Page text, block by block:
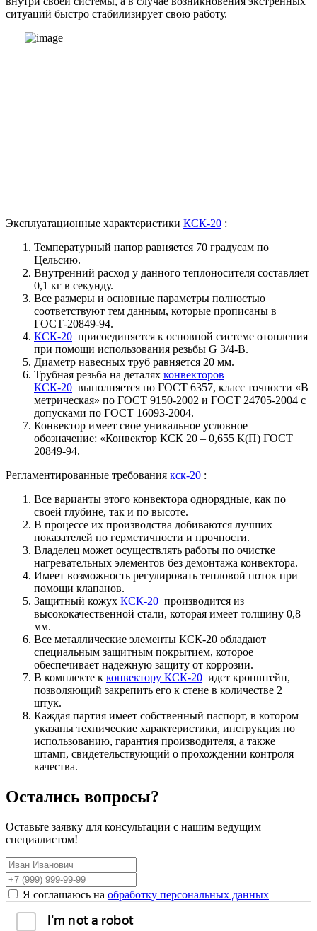
ситуаций быстро стабилизирует свою работу.
Эксплуатационные характеристики КСК-20 :
Температурный напор равняется 70 градусам по
Цельсию.
Внутренний расход у данного теплоносителя составляет
0,1 кг в секунду.
Все размеры и основные параметры полностью
соответствуют тем данным, которые прописаны в
ГОСТ-20849-94.
КСК-20 присоединяется к основной системе отопления
при помощи использования резьбы G 3/4-В.
Диаметр навесных труб равняется 20 мм.
Трубная резьба на деталях конвекторов
КСК-20 выполняется по ГОСТ 6357, класс точности «В
метрическая» по ГОСТ 9150-2002 и ГОСТ 24705-2004 с
допусками по ГОСТ 16093-2004.
Конвектор имеет свое уникальное условное
обозначение: «Конвектор КСК 20 – 0,655 К(П) ГОСТ
20849-94.
Регламентированные требования кск-20 :
Все варианты этого конвектора однорядные, как по
своей глубине, так и по высоте.
В процессе их производства добиваются лучших
показателей по герметичности и прочности.
Владелец может осуществлять работы по очистке
нагревательных элементов без демонтажа конвектора.
Имеет возможность регулировать тепловой поток при
помощи клапанов.
Защитный кожух КСК-20 производится из
высококачественной стали, которая имеет толщину 0,8
мм.
Все металлические элементы КСК-20 обладают
специальным защитным покрытием, которое
обеспечивает надежную защиту от коррозии.
В комплекте к конвектору КСК-20 идет кронштейн,
позволяющий закрепить его к стене в количестве 2
штук.
Каждая партия имеет собственный паспорт, в котором
указаны технические характеристики, инструкция по
использованию, гарантия производителя, а также
штамп, свидетельствующий о прохождении контроля
качества.
Остались вопросы?
Оставьте заявку для консультации с нашим ведущим
специалистом!
Я соглашаюсь на обработку персональных данных